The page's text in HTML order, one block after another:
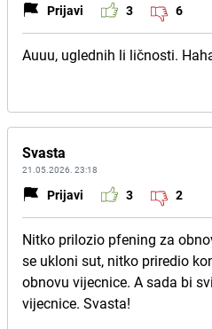
Prijavi 3 6
Auuu, uglednih li ličnosti.
Svasta
21.05.2026. 23:18
Prijavi 3 2
Nitko prilozio pfening za
se ukloni sut, nitko priredio
obnovu vijecnice. A sada bi
vijecnice. Svasta!